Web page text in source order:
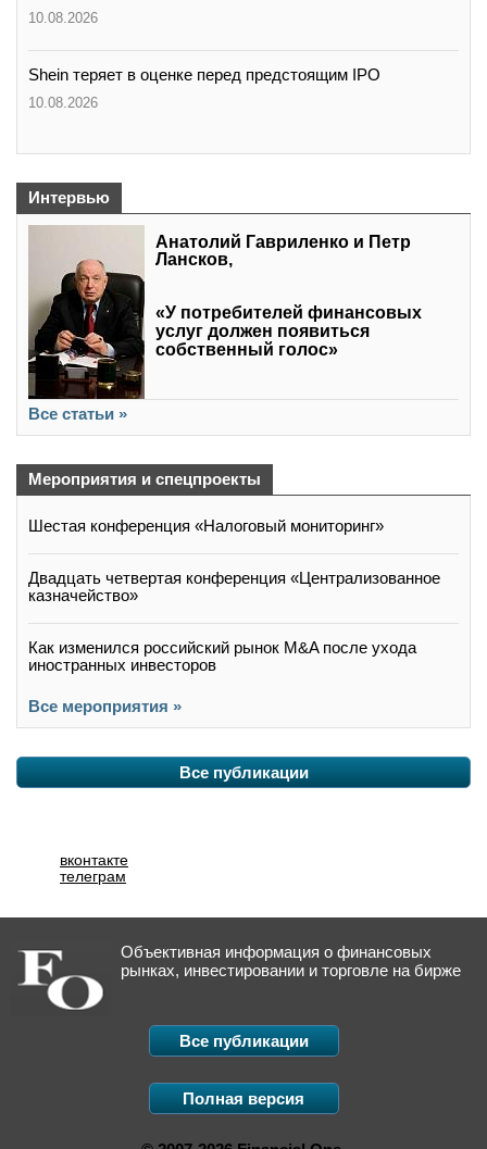
10.08.2026
Shein теряет в оценке перед предстоящим IPO
10.08.2026
Интервью
Анатолий Гавриленко и Петр
Лансков,
«У потребителей финансовых
услуг должен появиться
собственный голос»
Все статьи »
Мероприятия и спецпроекты
Шестая конференция «Налоговый мониторинг»
Двадцать четвертая конференция «Централизованное
казначейство»
Как изменился российский рынок M&A после ухода
иностранных инвесторов
Все мероприятия »
Все публикации
вконтакте
телеграм
Объективная информация о финансовых
рынках, инвестировании и торговле на бирже
Все публикации
Полная версия